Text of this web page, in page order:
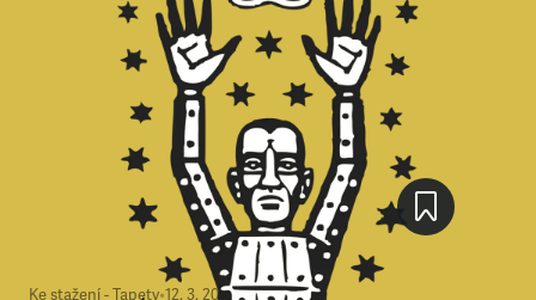
Ke stažení - Tapety•12. 3. 2012•1minuta